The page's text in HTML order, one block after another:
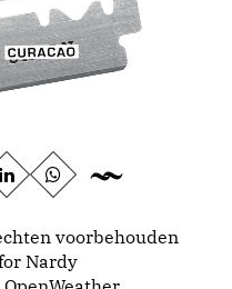
voorbehouden
Nardy